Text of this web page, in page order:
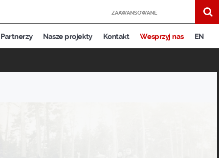
ZAAWANSOWANE
Partnerzy Nasze projekty Kontakt Wesprzyj nas EN